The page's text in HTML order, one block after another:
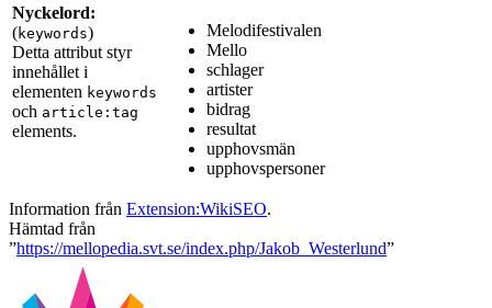
Nyckelord:
(keywords)
Detta attribut styr
innehållet i
elementen keywords
och article:tag
elements.
Melodifestivalen
Mello
schlager
artister
bidrag
resultat
upphovsmän
upphovspersoner
Information från Extension:WikiSEO.
Hämtad från
”https://mellopedia.svt.se/index.php/Jakob_Westerlund”